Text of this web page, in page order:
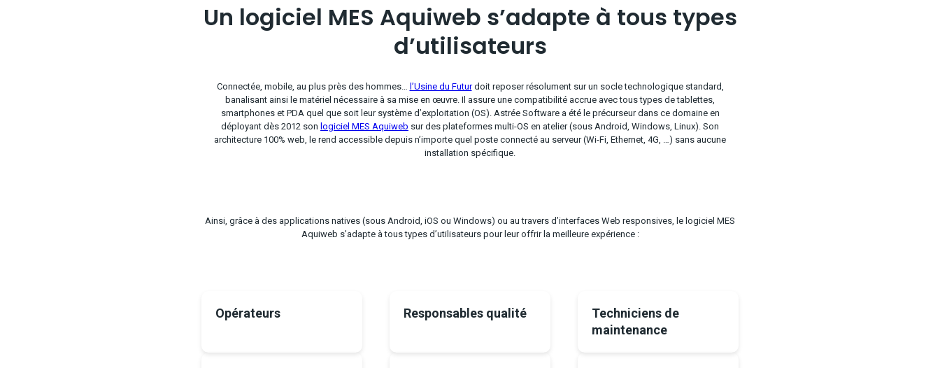
Un logiciel MES Aquiweb s’adapte à tous types
d’utilisateurs
Connectée, mobile, au plus près des hommes… l’Usine du Futurdoit reposer résolument sur un socle technologique standard,
banalisant ainsi le matériel nécessaire à sa mise en œuvre. Il assure une compatibilité accrue avec tous types de tablettes,
smartphones et PDA quel que soit leur système d’exploitation (OS). Astrée Software a été le précurseur dans ce domaine en
déployant dès 2012 son logiciel MES Aquiweb sur des plateformes multi-OS en atelier (sous Android, Windows, Linux). Son
architecture 100% web, le rend accessible depuis n’importe quel poste connecté au serveur (Wi-Fi, Ethernet, 4G, …) sans aucune
installation spécifique.
Ainsi, grâce à des applications natives (sous Android, iOS ou Windows) ou au travers d’interfaces Web responsives, le logiciel MES
Aquiweb s’adapte à tous types d’utilisateurs pour leur offrir la meilleure expérience :
Opérateurs Responsables qualité
Techniciens de
maintenance